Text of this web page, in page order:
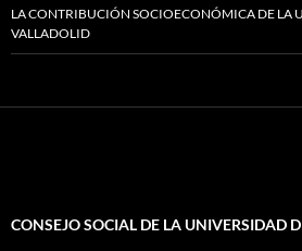
LA CONTRIBUCIÓN SOCIOECONÓMICA DE LA
VALLADOLID
CONSEJO SOCIAL DE LA UNIVERSIDAD